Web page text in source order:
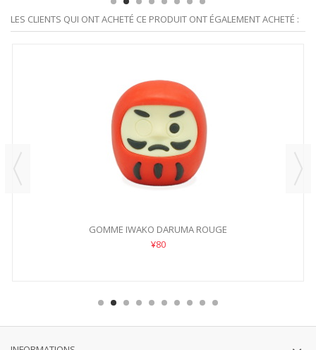
LES CLIENTS QUI ONT ACHETÉ CE PRODUIT ONT ÉGALEMENT ACHETÉ :
GOMME IWAKO DARUMA ROUGE
¥80